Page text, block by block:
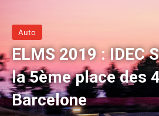
Auto
ELMS 2019 : IDEC
la 5ème place des
Barcelone